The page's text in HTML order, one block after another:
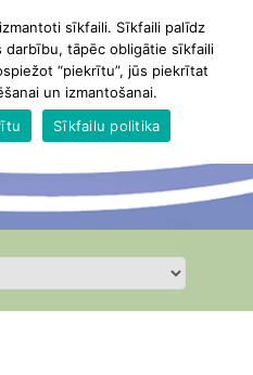
sīkfaili. Sīkfaili palīdz
tāpēc obligātie sīkfaili
“piekrītu”, jūs piekrītat
un izmantošanai.
Sīkfailu politika